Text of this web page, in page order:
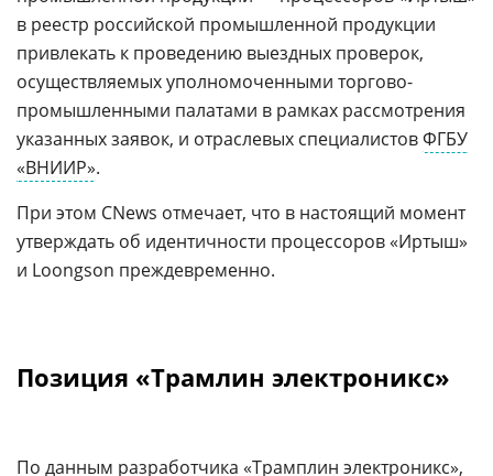
в реестр российской промышленной продукции
привлекать к проведению выездных проверок,
осуществляемых уполномоченными торгово-
промышленными палатами в рамках рассмотрения
указанных заявок, и отраслевых специалистовФГБУ
«ВНИИР».
При этом CNews отмечает, что в настоящий момент
утверждать об идентичности процессоров «Иртыш»
и Loongson преждевременно.
Позиция «Трамлин электроникс»
По данным разработчика «Трамплин электроникс»,